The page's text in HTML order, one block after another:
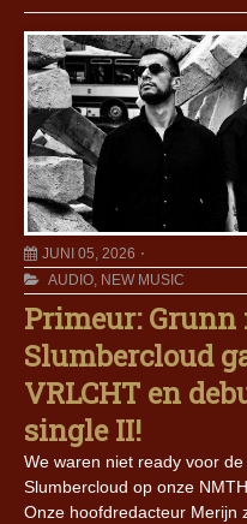
JUNI 05, 2026
AUDIO, NEW MUSIC
Primeur: Grunn
Slumbercloud
VRLCHT en
single II!
We waren niet ready voor
Slumbercloud op onze
Onze hoofdredacteur Merijn